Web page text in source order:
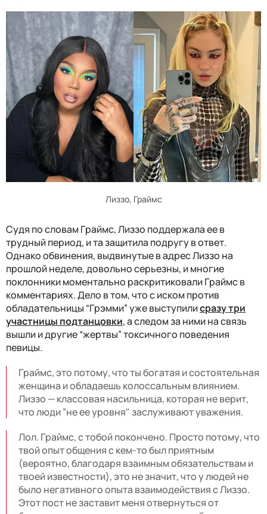
Лиззо, Граймс
Судя по словам Граймс, Лиззо поддержала ее в
трудный период, и та защитила подругу в ответ.
Однако обвинения, выдвинутые в адрес Лиззо на
прошлой неделе, довольно серьезны, и многие
поклонники моментально раскритиковали Граймс в
комментариях. Дело в том, что с иском против
обладательницы “Грэмми” уже выступилисразу три
участницы подтанцовки, а следом за ними на связь
вышли и другие “жертвы” токсичного поведения
певицы.
Граймс, это потому, что ты богатая и состоятельная
женщина и обладаешь колоссальным влиянием.
Лиззо —классовая насильница, которая не верит,
что люди ”не ее уровня" заслуживают уважения.
Лол. Граймс, с тобой покончено. Просто потому, что
твой опыт общения с кем-то был приятным
(вероятно, благодаря взаимным обязательствам и
твоей известности), это не значит, что у людей не
было негативного опыта взаимодействия с Лиззо.
Этот пост не заставит меня отвернуться от